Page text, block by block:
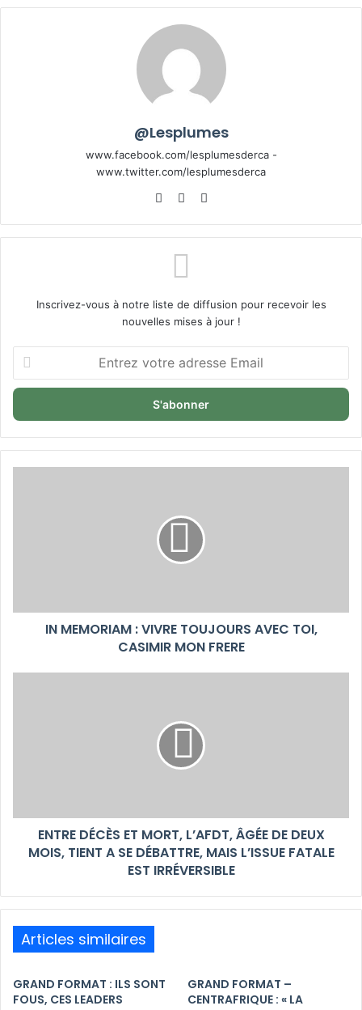
@Lesplumes
www.facebook.com/lesplumesderca -
www.twitter.com/lesplumesderca
WebsiteFacebook
Inscrivez-vous à notre liste de diffusion pour recevoir les
nouvelles mises à jour !
votre
adresse
IN MEMORIAM : VIVRE TOUJOURS AVEC TOI,
CASIMIR MON FRERE
ENTRE DÉCÈS ET MORT, L’AFDT, ÂGÉE DE DEUX
MOIS, TIENT A SE DÉBATTRE, MAIS L’ISSUE FATALE
EST IRRÉVERSIBLE
Articles similaires
GRAND FORMAT : ILS SONT
FOUS, CES LEADERS
GRAND FORMAT –
CENTRAFRIQUE : « LA